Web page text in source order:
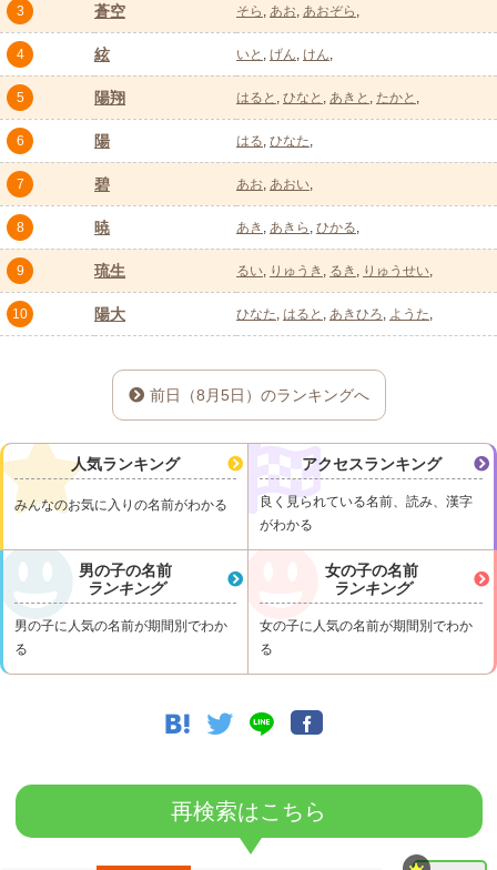
3 蒼空 そら あお あおぞら
4 絃 いと げん けん
5 陽翔 はると ひなと あきと たかと
6 陽 はる ひなた
7 碧 あお あおい
8 暁 あき あきら ひかる
9 琉生 るい りゅうき るき りゅうせい
10 陽大 ひなた はると あきひろ ようた
前日（8月5日）のランキングへ
人気ランキング
みんなのお気に入りの名前がわかる
アクセスランキング
良く見られている名前、読み、漢字
がわかる
男の子の名前
ランキング
男の子に人気の名前が期間別でわか
る
女の子の名前
ランキング
女の子に人気の名前が期間別でわか
る
再検索はこちら